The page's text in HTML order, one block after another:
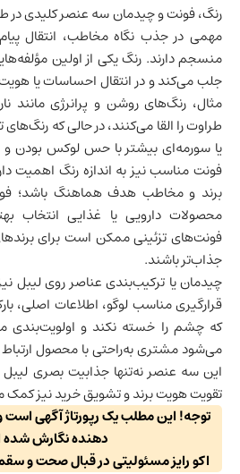
رنگ، فونت و چیدمان سه عنصر کلیدی
مهمی در جذب نگاه مخاطب، انتقال
منسجم دارند. رنگ یکی از اولین
جلب می‌کند و در انتقال احساسات یا
مثال، رنگ‌های روشن و پرانرژی مانند
طراوت را القا می‌کنند، در حالی که
یا سورمه‌ای بیشتر با حس لوکس بودن و
فونت مناسب نیز به اندازه رنگ اهمیت
برند و مخاطب هدف هماهنگ باشد؛
محصولات دارویی یا غذایی انتخاب
فونت‌های تزئینی ممکن است برای
جذاب‌تر باشند.
چیدمان یا ترکیب‌بندی عناصر روی لیبل
قرارگیری مناسب لوگو، اطلاعات اصلی،
که چشم را خسته نکند و اولویت‌بندی
می‌شود مشتری به‌راحتی با محصول
این سه عنصر نه‌تنها جذابیت بصری لیبل
تقویت هویت برند و تشویق خرید نیز کمک
توجه! این مطلب یک رپورتاژ آگهی
دهنده نگارش
اکو رایز مسئولیتی در قبال صحت و